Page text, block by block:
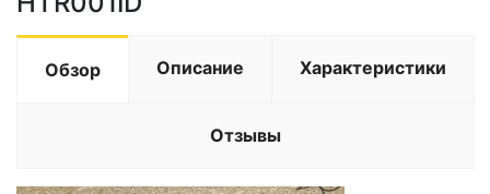
Обзор Описание Характеристики
Отзывы